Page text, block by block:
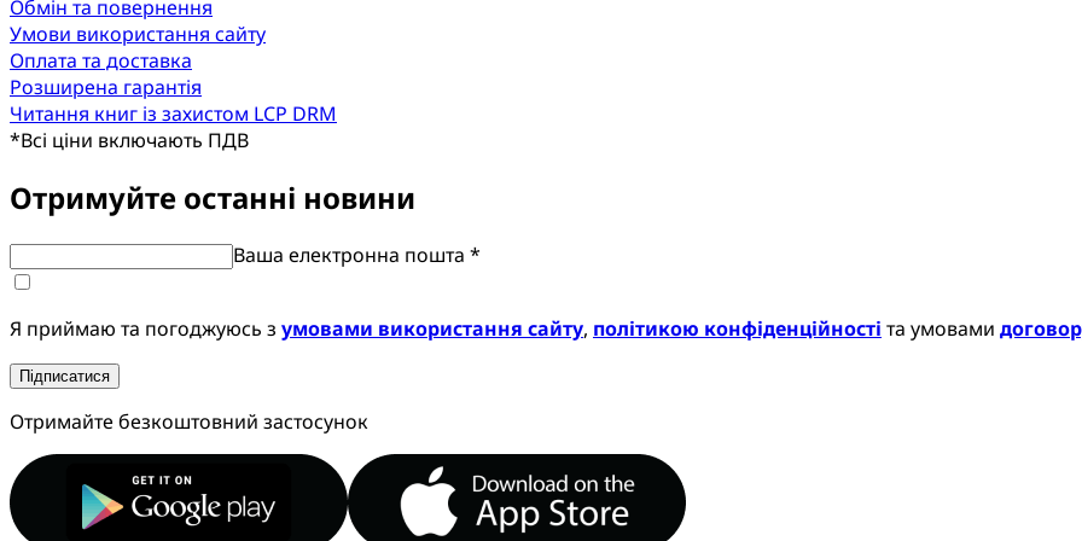
Обмін та повернення
Умови використання сайту
Оплата та доставка
Розширена гарантія
Читання книг із захистом LCP DRM
*Всі ціни включають ПДВ
Отримуйте останні новини
Ваша електронна пошта *
Я приймаю та погоджуюсь з умовами використання сайту, політикою конфіденційності та умовами
Підписатися
Отримайте безкоштовний застосунок